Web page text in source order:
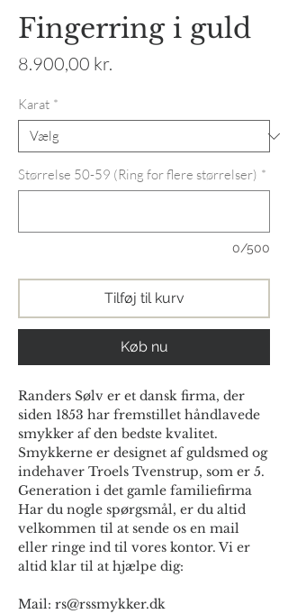
Fingerring i guld
8.900,00 kr.
Karat *
Størrelse 50-59 (Ring for flere størrelser) *
0/500
Tilføj til kurv
Køb nu
Randers Sølv er et dansk firma, der
siden 1853 har fremstillet håndlavede
smykker af den bedste kvalitet.
Smykkerne er designet af guldsmed og
indehaver Troels Tvenstrup, som er 5.
Generation i det gamle familiefirma
Har du nogle spørgsmål, er du altid
velkommen til at sende os en mail
eller ringe ind til vores kontor. Vi er
altid klar til at hjælpe dig:
Mail: rs@rssmykker.dk